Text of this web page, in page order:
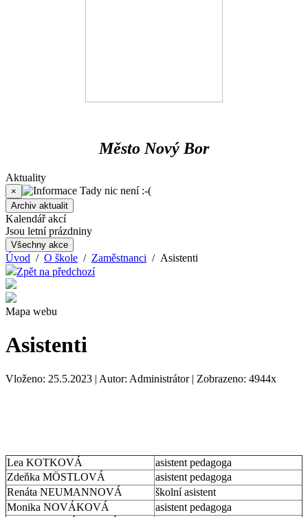
Město Nový Bor
Aktuality
× Tady nic není :-(
Archiv aktualit
Kalendář akcí
Jsou letní prázdniny
Všechny akce
Úvod / O škole / Zaměstnanci / Asistenti
Zpět na předchozí
Mapa webu
Asistenti
Vloženo: 25.5.2023 | Autor: Administrátor | Zobrazeno: 4944x
Lea KOTKOVÁ
asistent pedagoga
Zdeňka MÖSTLOVÁ
asistent pedagoga
Renáta NEUMANNOVÁ
školní asistent
Monika NOVÁKOVÁ
asistent pedagoga